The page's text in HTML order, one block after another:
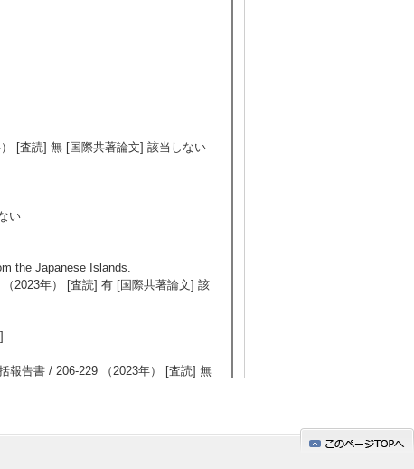
[査読] 無 [国際共著論文] 該当しない
い
the Japanese Islands.
2023年） [査読] 有 [国際共著論文] 該
報告書 / 206-229 （2023年） [査読] 無